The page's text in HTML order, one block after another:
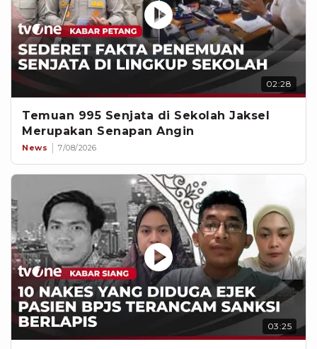
02:28
Temuan 995 Senjata di Sekolah Jaksel
Merupakan Senapan Angin
News 7/08/2026
03:25